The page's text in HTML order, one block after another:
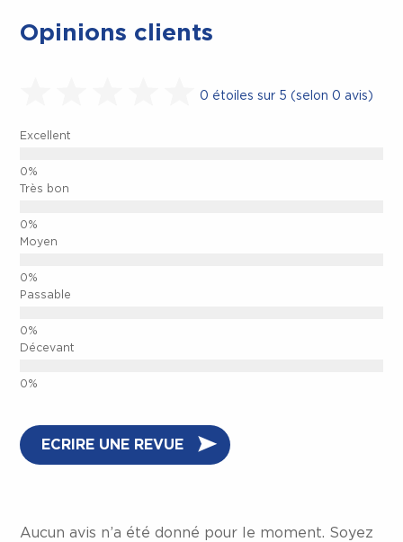
Opinions clients
0 étoiles sur 5 (selon 0 avis)
Excellent
Très bon
Moyen
Passable
Décevant
ECRIRE UNE REVUE
Aucun avis n’a été donné pour le moment. Soyez